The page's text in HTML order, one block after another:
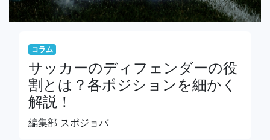
コラム
サッカーのディフェンダーの役
割とは？各ポジションを細かく
解説！
編集部 スポジョバ